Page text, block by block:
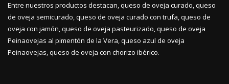
Entre nuestros productos destacan, queso de oveja curado, queso
de oveja semicurado, queso de oveja curado con trufa, queso de
oveja con jamón, queso de oveja pasteurizado, queso de oveja
Peinaovejas al pimentón de la Vera, queso azul de oveja
Peinaovejas, queso de oveja con chorizo ibérico.